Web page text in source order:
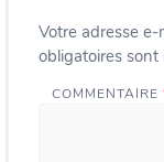
Votre adresse
obligatoires
COMMENTAIRE